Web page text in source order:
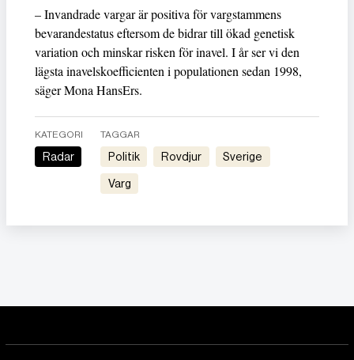
– Invandrade vargar är positiva för vargstammens
bevarandestatus eftersom de bidrar till ökad genetisk
variation och minskar risken för inavel. I år ser vi den
lägsta inavelskoefficienten i populationen sedan 1998,
säger Mona HansErs.
KATEGORI
Radar
TAGGAR
Politik Rovdjur Sverige
Varg